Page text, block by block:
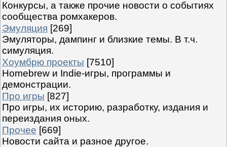
Конкурсы, а также прочие новости о событиях
сообщества ромхакеров.
Эмуляция [269]
Эмуляторы, дампинг и близкие темы. В т.ч.
симуляция.
Хоумбрю проекты [7510]
Homebrew и Indie-игры, программы и
демонстрации.
Про игры [827]
Про игры, их историю, разработку, издания и
переиздания оных.
Прочее [669]
Новости сайта и разное другое.